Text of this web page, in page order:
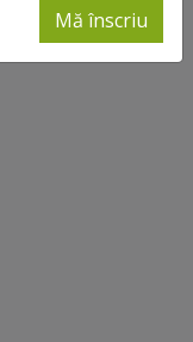
Mă înscriu